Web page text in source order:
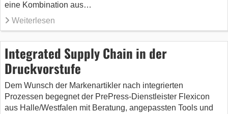
eine Kombination aus…
Weiterlesen
Integrated Supply Chain in der
Druckvorstufe
Dem Wunsch der Markenartikler nach integrierten
Prozessen begegnet der PrePress-Dienstleister Flexicon
aus Halle/Westfalen mit Beratung, angepassten Tools und